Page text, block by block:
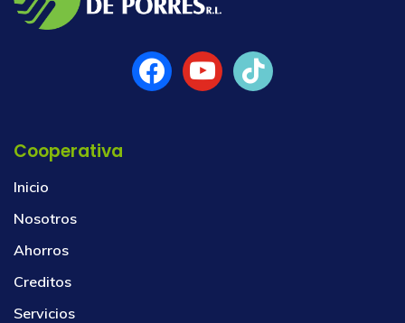
Cooperativa
Inicio
Nosotros
Ahorros
Creditos
Servicios